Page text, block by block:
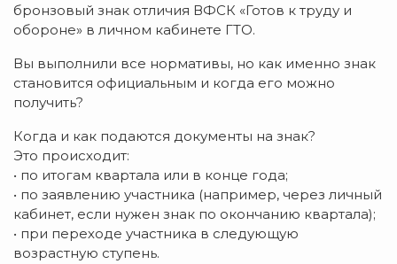
бронзовый знак отличия ВФСК «Готов к труду и
обороне» в личном кабинете ГТО.
Вы выполнили все нормативы, но как именно знак
становится официальным и когда его можно
получить?
Когда и как подаются документы на знак?
Это происходит:
• по итогам квартала или в конце года;
• по заявлению участника (например, через личный
кабинет, если нужен знак по окончанию квартала);
• при переходе участника в следующую
возрастную ступень.